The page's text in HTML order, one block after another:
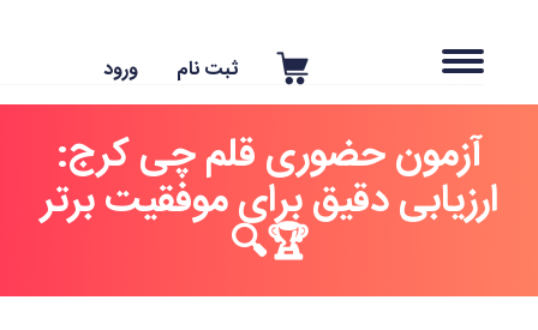
ثبت نام
آزمون حضوری قلم چی کرج:
ارزیابی دقیق برای موفقیت برتر
🏆🔍